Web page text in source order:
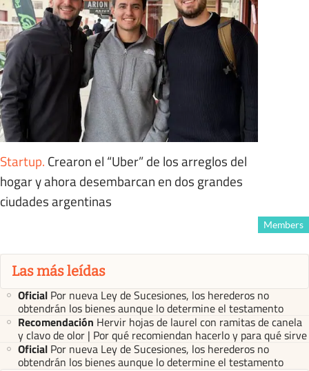
Startup. Crearon el “Uber” de los arreglos del
hogar y ahora desembarcan en dos grandes
ciudades argentinas
Members
Las más leídas
Oficial Por nueva Ley de Sucesiones, los herederos no
obtendrán los bienes aunque lo determine el testamento
Recomendación Hervir hojas de laurel con ramitas de canela
y clavo de olor | Por qué recomiendan hacerlo y para qué sirve
Oficial Por nueva Ley de Sucesiones, los herederos no
obtendrán los bienes aunque lo determine el testamento